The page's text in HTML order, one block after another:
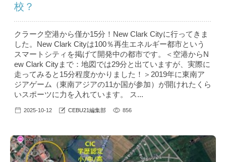
校？
クラーク空港から僅か15分！New Clark Cityに行ってきま
した。New Clark Cityは100％再生エネルギー都市という
スマートシティを掲げて開発中の都市です。＜空港からN
ew Clark Cityまで：地図では29分と出ていますが、実際に
走ってみると15分程度かかりました！＞2019年に東南ア
ジアゲーム（東南アジアの11か国が参加）が開けれたくら
いスポーツに力を入れています。 ス...
2025-10-12 CEBU21編集部 856